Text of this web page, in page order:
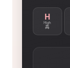
H
High
高